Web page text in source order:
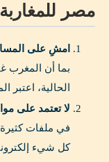
مصر للمغاربة 2026
امشِ على
الحالية،
لا تعتمد على
في ملفات
كل شيء